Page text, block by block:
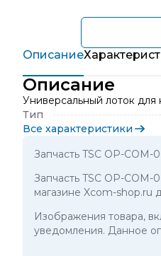
Описание
Описание
Универсальный лоток
Тип
Все характеристики
Запчасть TSC OP-
Запчасть TSC OP-COM-
магазине Xcom-shop.ru
Изображения товара,
уведомления. Данное